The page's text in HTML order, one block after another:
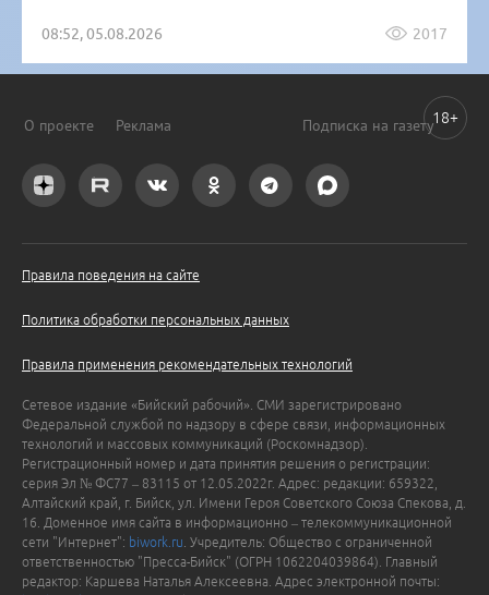
08:52, 05.08.2026 2017
О проекте Реклама Подписка на газету
Правила поведения на сайте
Политика обработки персональных данных
Правила применения рекомендательных технологий
Сетевое издание «Бийский рабочий». СМИ зарегистрировано
Федеральной службой по надзору в сфере связи, информационных
технологий и массовых коммуникаций (Роскомнадзор).
Регистрационный номер и дата принятия решения о регистрации:
серия Эл № ФС77 – 83115 от 12.05.2022г. Адрес: редакции: 659322,
Алтайский край, г. Бийск, ул. Имени Героя Советского Союза Спекова, д.
16. Доменное имя сайта в информационно – телекоммуникационной
сети "Интернет": biwork.ru . Учредитель: Общество с ограниченной
ответственностью "Пресса-Бийск" (ОГРН 1062204039864). Главный
редактор: Каршева Наталья Алексеевна. Адрес электронной почты:
18+